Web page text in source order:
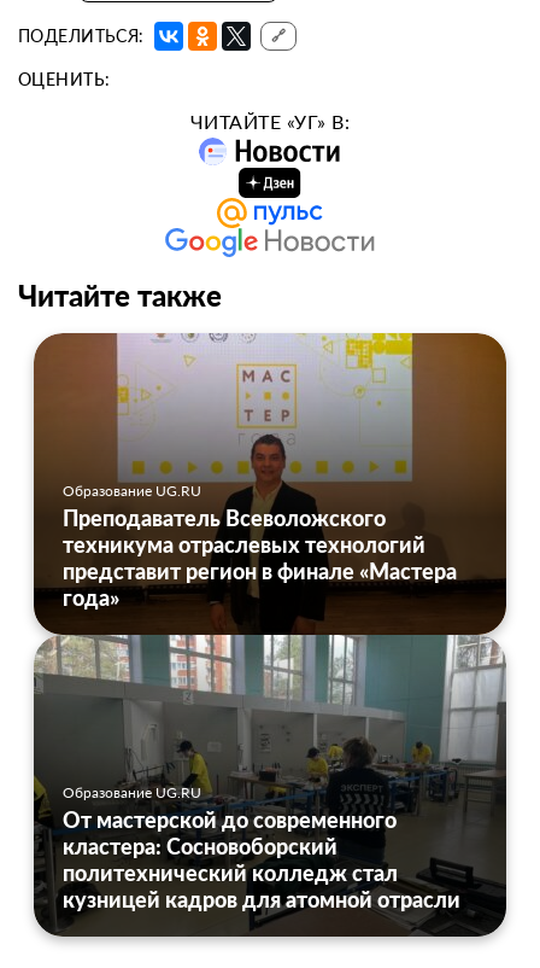
ПОДЕЛИТЬСЯ: 🔗
ОЦЕНИТЬ:
ЧИТАЙТЕ «УГ» В:
Читайте также
Образование UG.RU
Преподаватель Всеволожского
техникума отраслевых технологий
представит регион в финале «Мастера
года»
Образование UG.RU
От мастерской до современного
кластера: Сосновоборский
политехнический колледж стал
кузницей кадров для атомной отрасли